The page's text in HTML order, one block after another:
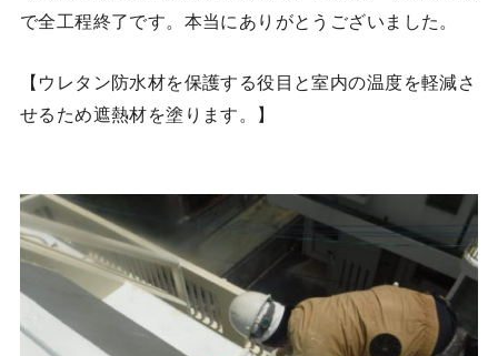
で全工程終了です。本当にありがとうございました。
【ウレタン防水材を保護する役目と室内の温度を軽減さ
せるため遮熱材を塗ります。】